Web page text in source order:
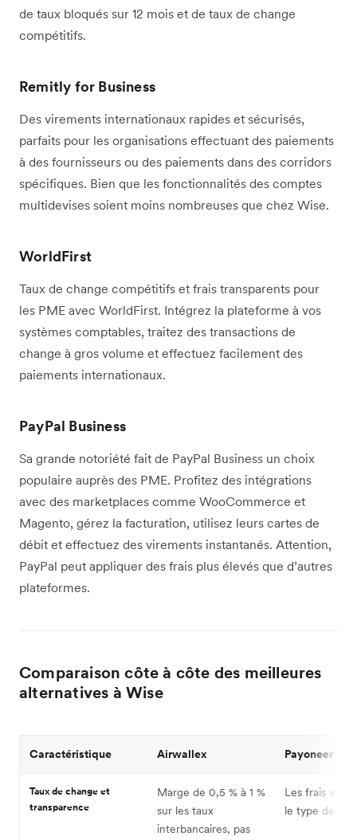
de taux bloqués sur 12 mois et de taux de change
compétitifs.
Remitly for Business
Des virements internationaux rapides et sécurisés,
parfaits pour les organisations effectuant des paiements
à des fournisseurs ou des paiements dans des corridors
spécifiques. Bien que les fonctionnalités des comptes
multidevises soient moins nombreuses que chez Wise.
WorldFirst
Taux de change compétitifs et frais transparents pour
les PME avec WorldFirst. Intégrez la plateforme à vos
systèmes comptables, traitez des transactions de
change à gros volume et effectuez facilement des
paiements internationaux.
PayPal Business
Sa grande notoriété fait de PayPal Business un choix
populaire auprès des PME. Profitez des intégrations
avec des marketplaces comme WooCommerce et
Magento, gérez la facturation, utilisez leurs cartes de
débit et effectuez des virements instantanés. Attention,
PayPal peut appliquer des frais plus élevés que d’autres
plateformes.
Comparaison côte à côte des meilleures
alternatives à Wise
Caractéristique Airwallex Payoneer
Taux de change et
transparence
Marge de 0,5 % à 1 %
sur les taux
interbancaires, pas
Les frais
le type de